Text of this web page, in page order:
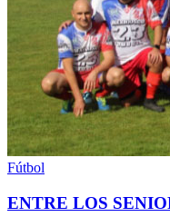
Fútbol
ENTRE LOS